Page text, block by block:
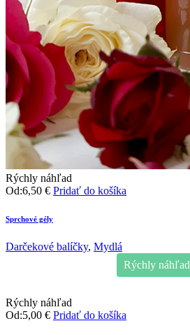
Rýchly náhľad
Od:6,50 € Pridať do košíka
Sprchové gély
Darčekové balíčky, Mydlá
Rýchly náhľad
Rýchly náhľad
Od:5,00 € Pridať do košíka